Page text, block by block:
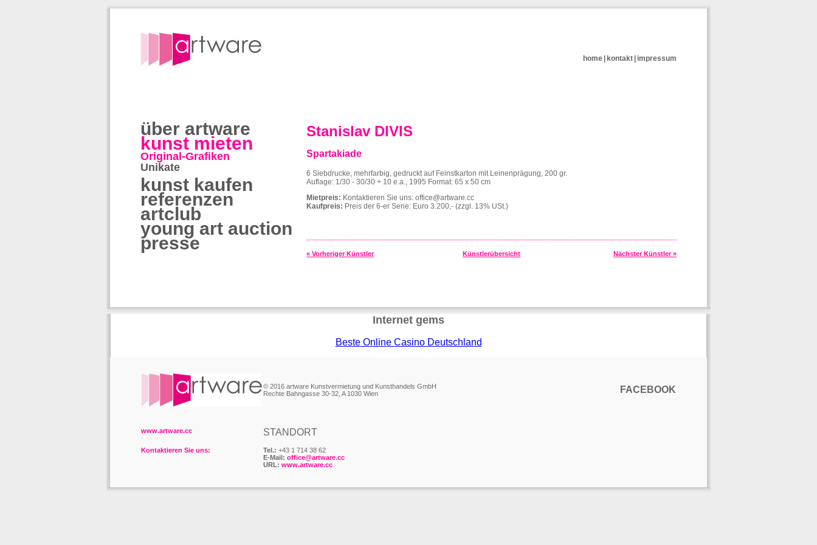
home kontakt impressum
über artware
kunst mieten
Original-Grafiken
Unikate
kunst kaufen
referenzen
artclub
young art auction
presse
Stanislav DIVIS
Spartakiade
6 Siebdrucke, mehrfarbig, gedruckt auf Feinstkarton mit Leinenprägung, 200 gr.
Auflage: 1/30 - 30/30 + 10 e.a., 1995 Format: 65 x 50 cm
Mietpreis: Kontaktieren Sie uns:office@artware.cc
Kaufpreis: Preis der 6-er Serie: Euro 3.200,- (zzgl. 13% USt.)
« Vorheriger Künstler Künstlerübersicht Nächster Künstler »
Internet gems
Beste Online Casino Deutschland
© 2016 artware Kunstvermietung und Kunsthandels GmbH
Rechte Bahngasse 30-32, A 1030 Wien
FACEBOOK
www.artware.cc STANDORT
Kontaktieren Sie uns: Tel.: +43 1 714 38 62
E-Mail: office@artware.cc
URL: www.artware.cc